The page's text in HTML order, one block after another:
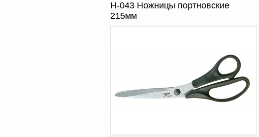
Н-043 Ножницы портновские
215мм